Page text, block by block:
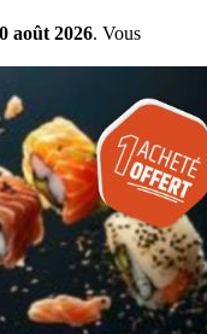
août 2026. Vous